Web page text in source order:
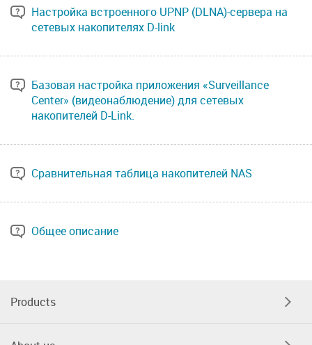
Настройка встроенного UPNP (DLNA)-сервера на
сетевых накопителях D-link
Базовая настройка приложения «Surveillance
Center» (видеонаблюдение) для сетевых
накопителей D-Link.
Сравнительная таблица накопителей NAS
Общее описание
Products